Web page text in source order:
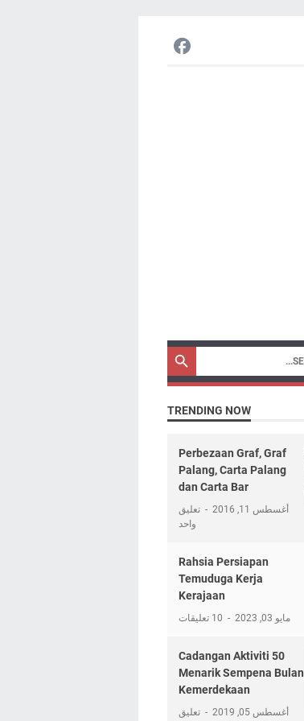
TRENDING NOW
Perbezaan Graf, Graf
Palang, Carta Palang
dan Carta Bar
أغسطس 11, 2016
تعليق
واحد
Rahsia Persiapan
Temuduga Kerja
Kerajaan
مايو 03, 2023 10 تعليقات
50 Cadangan Aktiviti
Menarik Sempena Bulan
Kemerdekaan
أغسطس 05, 2019
تعليق